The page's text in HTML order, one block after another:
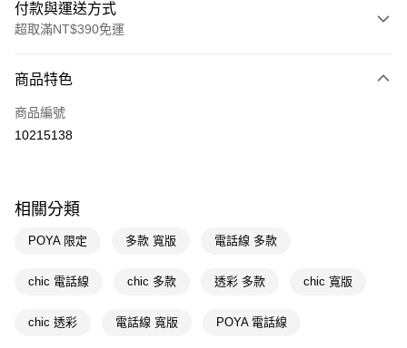
付款與運送方式
超取滿NT$390免運
POYA支付
信用卡一次付款
Google Pay
商品特色
商品編號
10215138
相關分類
POYA 限定 多款 寬版 電話線 多款
chic 電話線 chic 多款 透彩 多款 chic 寬版
chic 透彩 電話線 寬版 POYA 電話線